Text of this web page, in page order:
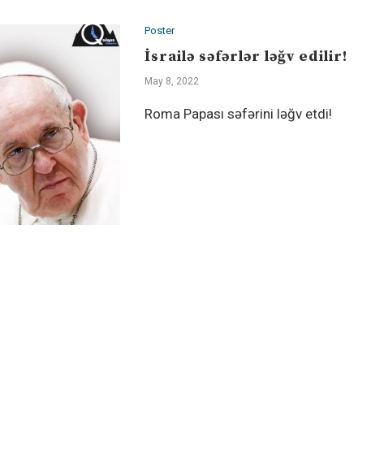
Poster
İsrailə səfərlər ləğv edilir!
May 8, 2022
Roma Papası səfərini ləğv etdi!